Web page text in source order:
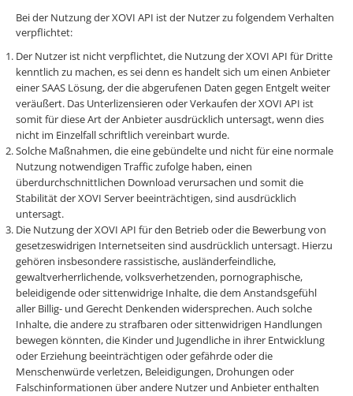
Bei der Nutzung der XOVI API ist der Nutzer zu folgendem Verhalten
verpflichtet:
Der Nutzer ist nicht verpflichtet, die Nutzung der XOVI API für Dritte
kenntlich zu machen, es sei denn es handelt sich um einen Anbieter
einer SAAS Lösung, der die abgerufenen Daten gegen Entgelt weiter
veräußert. Das Unterlizensieren oder Verkaufen der XOVI API ist
somit für diese Art der Anbieter ausdrücklich untersagt, wenn dies
nicht im Einzelfall schriftlich vereinbart wurde.
Solche Maßnahmen, die eine gebündelte und nicht für eine normale
Nutzung notwendigen Traffic zufolge haben, einen
überdurchschnittlichen Download verursachen und somit die
Stabilität der XOVI Server beeinträchtigen, sind ausdrücklich
untersagt.
Die Nutzung der XOVI API für den Betrieb oder die Bewerbung von
gesetzeswidrigen Internetseiten sind ausdrücklich untersagt. Hierzu
gehören insbesondere rassistische, ausländerfeindliche,
gewaltverherrlichende, volksverhetzenden, pornographische,
beleidigende oder sittenwidrige Inhalte, die dem Anstandsgefühl
aller Billig- und Gerecht Denkenden widersprechen. Auch solche
Inhalte, die andere zu strafbaren oder sittenwidrigen Handlungen
bewegen könnten, die Kinder und Jugendliche in ihrer Entwicklung
oder Erziehung beeinträchtigen oder gefährde oder die
Menschenwürde verletzen, Beleidigungen, Drohungen oder
Falschinformationen über andere Nutzer und Anbieter enthalten